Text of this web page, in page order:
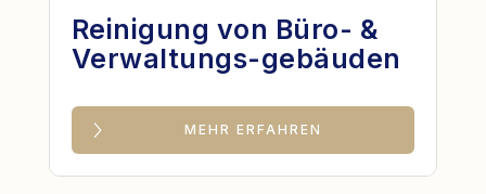
Reinigung von Büro- &
Verwaltungs-gebäuden
MEHR ERFAHREN